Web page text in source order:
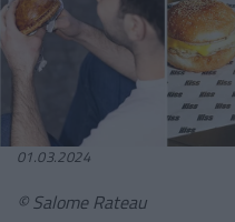
01.03.2024
© Salome Rateau